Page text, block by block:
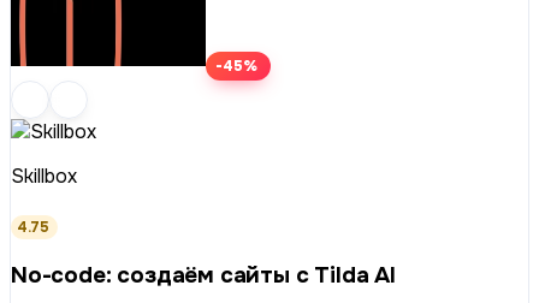
-45%
Skillbox
4.75
No-code: создаём сайты с Tilda AI